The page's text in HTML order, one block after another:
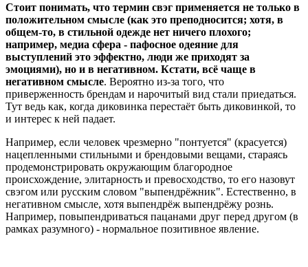
Стоит понимать, что термин свэг применяется не только в
положительном смысле (как это преподносится; хотя, в
общем-то, в стильной одежде нет ничего плохого;
например, медиа сфера - пафосное одеяние для
выступлений это эффектно, люди же приходят за
эмоциями), но и в негативном. Кстати, всё чаще в
негативном смысле. Вероятно из-за того, что
приверженность брендам и нарочитый вид стали приедаться.
Тут ведь как, когда диковинка перестаёт быть диковинкой, то
и интерес к ней падает.
Например, если человек чрезмерно "понтуется" (красуется)
нацепленными стильными и брендовыми вещами, стараясь
продемонстрировать окружающим благородное
происхождение, элитарность и превосходство, то его назовут
свэгом или русским словом "выпендрёжник". Естественно, в
негативном смысле, хотя выпендрёж выпендрёжу рознь.
Например, повыпендриваться пацанами друг перед другом (в
рамках разумного) - нормальное позитивное явление.